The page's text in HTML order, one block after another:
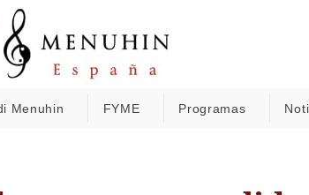
Menuhin FYME Programas